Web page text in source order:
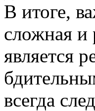
В итоге,
сложная и
является
всегда